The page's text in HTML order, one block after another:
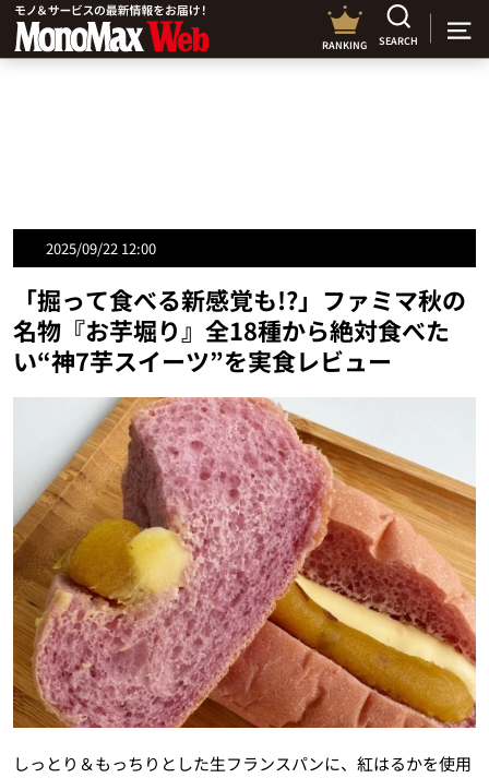
RANKING SEARCH
2025/09/22 12:00
「掘って食べる新感覚も!?」ファミマ秋の
名物『お芋堀り』全18種から絶対食べた
い“神7芋スイーツ”を実食レビュー
しっとり＆もっちりとした生フランスパンに、紅はるかを使用